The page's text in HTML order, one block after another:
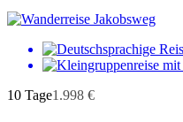
10 Tage1.998 €